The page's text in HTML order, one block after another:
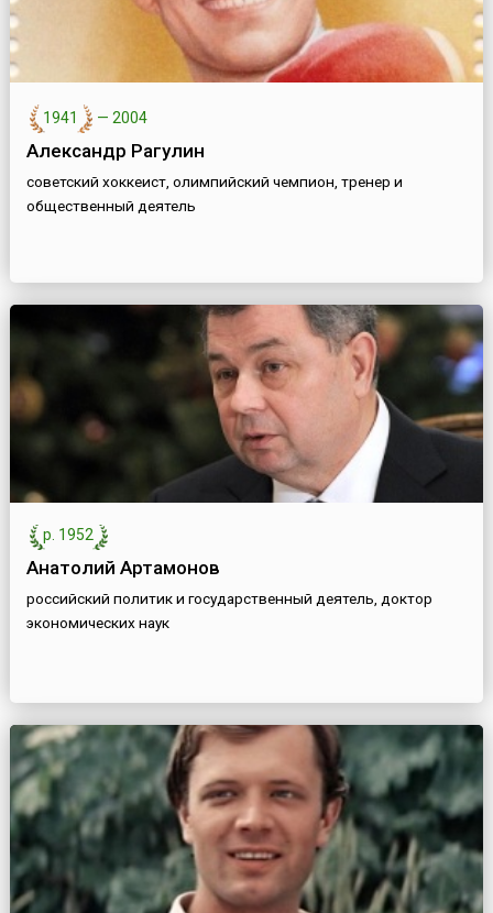
1941 — 2004
Александр Рагулин
советский хоккеист, олимпийский чемпион, тренер и
общественный деятель
р. 1952
Анатолий Артамонов
российский политик и государственный деятель, доктор
экономических наук